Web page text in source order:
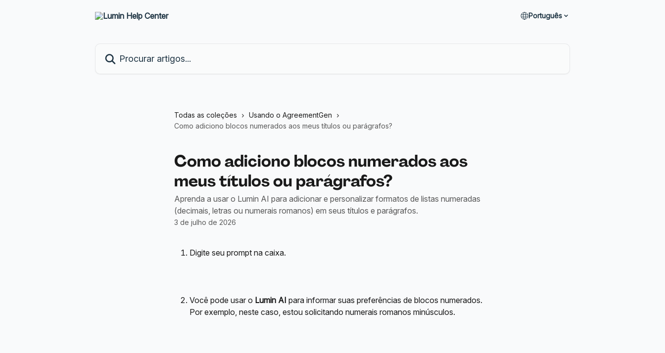
Português
Todas as coleções
Usando o AgreementGen
Como adiciono blocos numerados aos meus títulos ou parágrafos?
Como adiciono blocos numerados aos
meus títulos ou parágrafos?
Aprenda a usar o Lumin AI para adicionar e personalizar formatos de listas numeradas
(decimais, letras ou numerais romanos) em seus títulos e parágrafos.
3 de julho de 2026
Digite seu prompt na caixa.
Você pode usar o Lumin AI para informar suas preferências de blocos numerados.
Por exemplo, neste caso, estou solicitando numerais romanos minúsculos.